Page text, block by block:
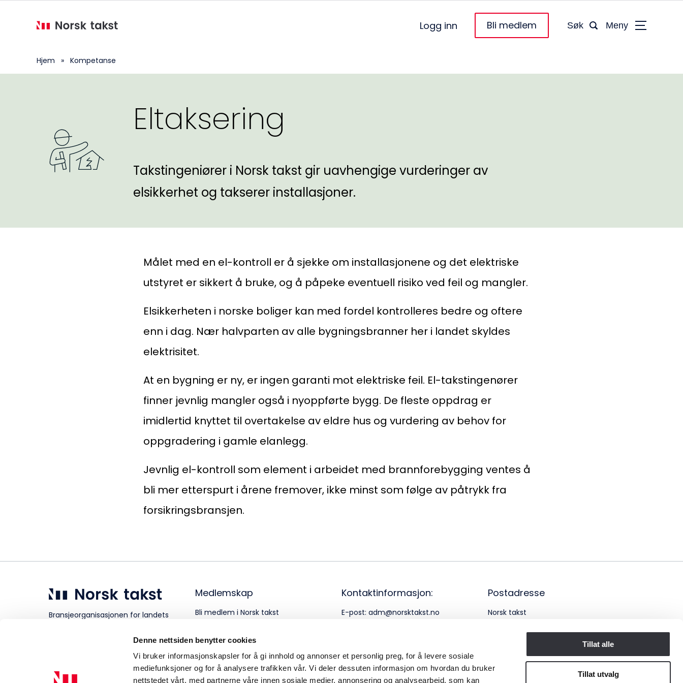
Denne nettsiden benytter cookies
Vi bruker informasjonskapsler for å gi innhold og annonser et personlig preg, for å levere sosiale
mediefunksjoner og for å analysere trafikken vår. Vi deler dessuten informasjon om hvordan du bruker
nettstedet vårt, med partnerne våre innen sosiale medier, annonsering og analysearbeid, som kan
Tillat alle
Tillat utvalg
Logg inn Bli medlem Søk Meny
Kurs og konferanser
Logg inn
Kontaktinformasjon:
adm@norsktakst.no
22 08 76 00
Klingenberggt. 7A, 0161 Oslo
956 955 211
Hjem » Kompetanse
Eltaksering
Takstingeniører i Norsk takst gir uavhengige vurderinger av
elsikkerhet og takserer installasjoner.
Målet med en el-kontroll er å sjekke om installasjonene og det elektriske
utstyret er sikkert å bruke, og å påpeke eventuell risiko ved feil og mangler.
Elsikkerheten i norske boliger kan med fordel kontrolleres bedre og oftere
enn i dag. Nær halvparten av alle bygningsbranner her i landet skyldes
elektrisitet.
At en bygning er ny, er ingen garanti mot elektriske feil. El-takstingenører
finner jevnlig mangler også i nyoppførte bygg. De fleste oppdrag er
imidlertid knyttet til overtakelse av eldre hus og vurdering av behov for
oppgradering i gamle elanlegg.
Jevnlig el-kontroll som element i arbeidet med brannforebygging ventes å
bli mer etterspurt i årene fremover, ikke minst som følge av påtrykk fra
forsikringsbransjen.
Bransjeorganisasjonen for landets
Medlemskap
Bli medlem i Norsk takst
Kontaktinformasjon:
E-post: adm@norsktakst.no
Postadresse
Norsk takst
Pb. 1516 Vika
Organisasjonsnummer: